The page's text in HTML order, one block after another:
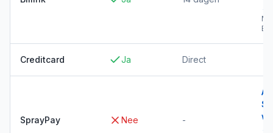
→
Creditcard Ja Direct
SprayPay Nee -
→